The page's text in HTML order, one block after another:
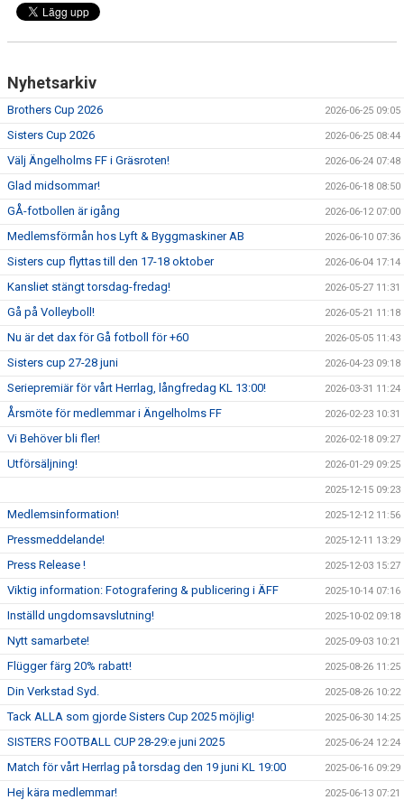
Nyhetsarkiv
Brothers Cup 2026 2026-06-25 09:05
Sisters Cup 2026 2026-06-25 08:44
Välj Ängelholms FF i Gräsroten! 2026-06-24 07:48
Glad midsommar! 2026-06-18 08:50
GÅ-fotbollen är igång 2026-06-12 07:00
Medlemsförmån hos Lyft & Byggmaskiner AB 2026-06-10 07:36
Sisters cup flyttas till den 17-18 oktober 2026-06-04 17:14
Kansliet stängt torsdag-fredag! 2026-05-27 11:31
Gå på Volleyboll! 2026-05-21 11:18
Nu är det dax för Gå fotboll för +60 2026-05-05 11:43
Sisters cup 27-28 juni 2026-04-23 09:18
Seriepremiär för vårt Herrlag, långfredag KL 13:00! 2026-03-31 11:24
Årsmöte för medlemmar i Ängelholms FF 2026-02-23 10:31
Vi Behöver bli fler! 2026-02-18 09:27
Utförsäljning! 2026-01-29 09:25
2025-12-15 09:23
Medlemsinformation! 2025-12-12 11:56
Pressmeddelande! 2025-12-11 13:29
Press Release ! 2025-12-03 15:27
Viktig information: Fotografering & publicering i ÄFF 2025-10-14 07:16
Inställd ungdomsavslutning! 2025-10-02 09:18
Nytt samarbete! 2025-09-03 10:21
Flügger färg 20% rabatt! 2025-08-26 11:25
Din Verkstad Syd. 2025-08-26 10:22
Tack ALLA som gjorde Sisters Cup 2025 möjlig! 2025-06-30 14:25
SISTERS FOOTBALL CUP 28-29:e juni 2025 2025-06-24 12:24
Match för vårt Herrlag på torsdag den 19 juni KL 19:00 2025-06-16 09:29
Hej kära medlemmar! 2025-06-13 07:21